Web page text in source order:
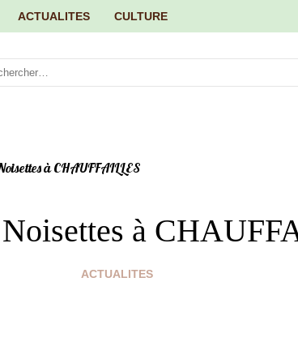
ACTUALITES CULTURE
à CHAUFFAILLES
à
ACTUALITES